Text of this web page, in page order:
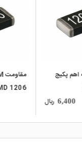
مقاومت 47K اهم پکیج
6,400 ریال
1206